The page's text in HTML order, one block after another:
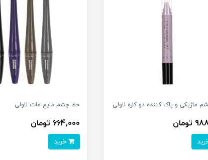
ماژیکی و پاک کننده دو کاره لاولی خط چشم مایع مات لاولی
664,000 تومان
خرید